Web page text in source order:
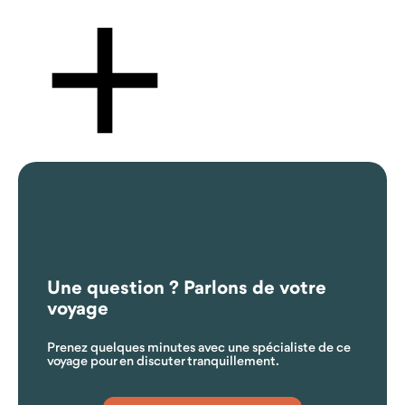
Une question ? Parlons de votre
voyage
Prenez quelques minutes avec une spécialiste de ce
voyage pour en discuter tranquillement.